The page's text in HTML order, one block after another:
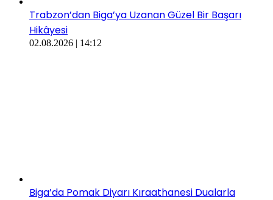
Trabzon’dan Biga’ya Uzanan Güzel Bir Başarı
Hikâyesi
02.08.2026 | 14:12
Biga’da Pomak Diyarı Kıraathanesi Dualarla